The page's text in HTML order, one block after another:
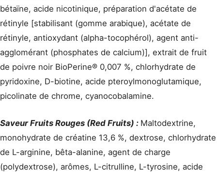
bétaïne, acide nicotinique, préparation d'acétate de
rétinyle [stabilisant (gomme arabique), acétate de
rétinyle, antioxydant (alpha-tocophérol), agent anti-
agglomérant (phosphates de calcium)], extrait de fruit
de poivre noir BioPerine® 0,007 %, chlorhydrate de
pyridoxine, D-biotine, acide pteroylmonoglutamique,
picolinate de chrome, cyanocobalamine.
Saveur Fruits Rouges (Red Fruits) : Maltodextrine,
monohydrate de créatine 13,6 %, dextrose, chlorhydrate
de L-arginine, bêta-alanine, agent de charge
(polydextrose), arômes, L-citrulline, L-tyrosine, acide